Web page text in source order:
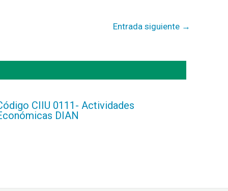
Entrada siguiente →
CIIU 0111- Actividades
DIAN